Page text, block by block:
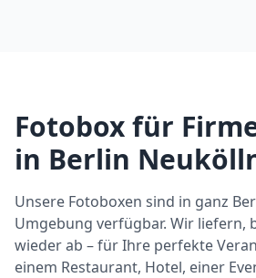
Fotobox für
in Berlin
Unsere Fotoboxen sind in ganz
Umgebung verfügbar. Wir liefern,
wieder ab – für Ihre perfekte
einem Restaurant, Hotel, einer